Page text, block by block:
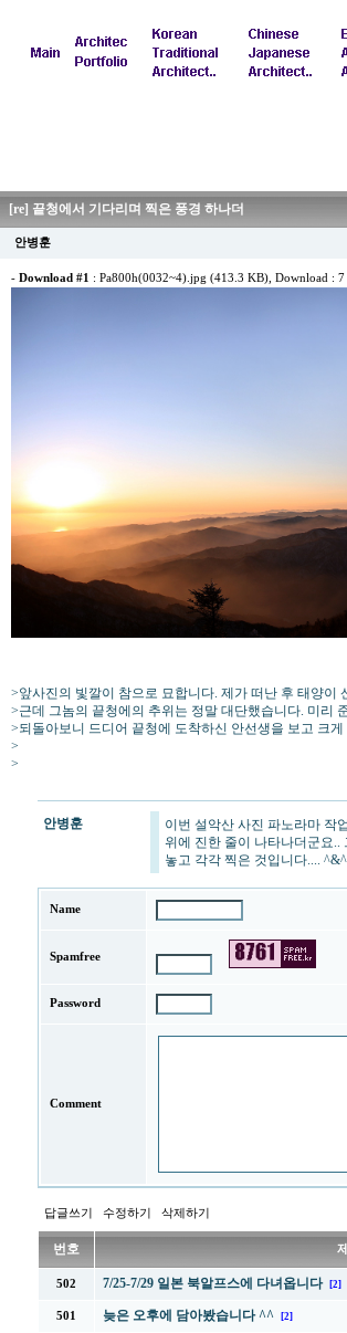
[re] 끝청에서 기다리며 찍은 풍경 하나더
안병훈
- Download #1 : Pa800h(0032~4).jpg (413.3 KB) , Download : 7
>앞사진의 빛깔이 참으로 묘합니다. 제가 떠난 후 태양이
>근데 그놈의 끝청에의 추위는 정말 대단했습니다. 미리
>되돌아보니 드디어 끝청에 도착하신 안선생을 보고 크
>
>
안병훈
이번 설악산 사진 파노라마 작
위에 진한 줄이 나타나더군요..
놓고 각각 찍은 것입니다.... ^&^
Name
Spamfree
Password
Comment
답글쓰기 수정하기 삭제하기
번호
502 7/25-7/29 일본 북알프스에 다녀옵니다 [2]
501 늦은 오후에 담아봤습니다 ^^ [2]